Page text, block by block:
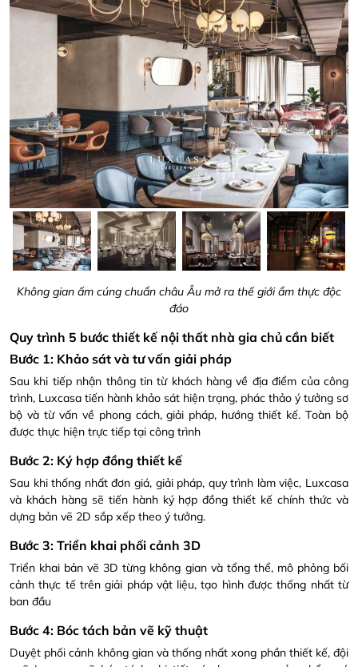
Không gian ấm cúng chuẩn châu Âu mở ra thế giới ẩm thực độc
đáo
Quy trình 5 bước thiết kế nội thất nhà gia chủ cần biết
Bước 1: Khảo sát và tư vấn giải pháp
Sau khi tiếp nhận thông tin từ khách hàng về địa điểm của công
trình, Luxcasa tiến hành khảo sát hiện trạng, phác thảo ý tưởng sơ
bộ và từ vấn về phong cách, giải pháp, hướng thiết kế. Toàn bộ
được thực hiện trực tiếp tại công trình
Bước 2: Ký hợp đồng thiết kế
Sau khi thống nhất đơn giá, giải pháp, quy trình làm việc, Luxcasa
và khách hàng sẽ tiến hành ký hợp đồng thiết kế chính thức và
dựng bản vẽ 2D sắp xếp theo ý tưởng.
Bước 3: Triển khai phối cảnh 3D
Triển khai bản vẽ 3D từng không gian và tổng thể, mô phỏng bối
cảnh thực tế trên giải pháp vật liệu, tạo hình được thống nhất từ
ban đầu
Bước 4: Bóc tách bản vẽ kỹ thuật
Duyệt phối cảnh không gian và thống nhất xong phần thiết kế, đội